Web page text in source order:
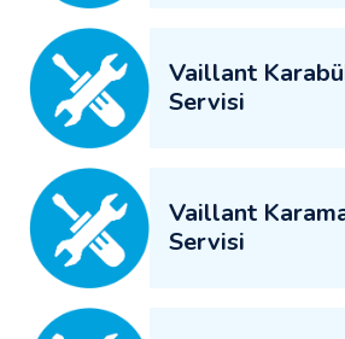
Vaillant
Servisi
Vaillant
Servisi